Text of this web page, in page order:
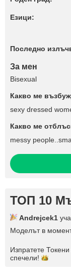
Езици:
Последно
За мен
Bisexual
Какво ме
sexy dressed
Какво ме
messy
ТОП 10
Andrejcek1
Моделът в
Изпратете
спечели!